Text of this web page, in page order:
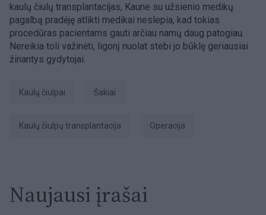
kaulų čiulų transplantacijas, Kaune su užsienio medikų
pagalbą pradėję atlikti medikai neslepia, kad tokias
procedūras pacientams gauti arčiau namų daug patogiau.
Nereikia toli važinėti, ligonį nuolat stebi jo būklę geriausiai
žinantys gydytojai.
kaulų čiulpai Šakiai
kaulų čiulpų transplantacija operacija
Naujausi įrašai